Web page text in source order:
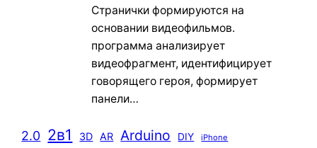
Странички формируются на
основании видеофильмов.
программа анализирует
видеофрагмент, идентифицирует
говорящего героя, формирует
панели…
2.0 2в1 3D AR Arduino DIY iPhone